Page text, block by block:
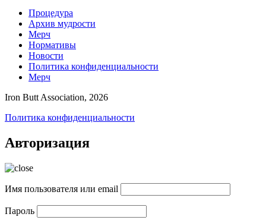
Процедура
Архив мудрости
Мерч
Нормативы
Новости
Политика конфиденциальности
Мерч
Iron Butt Association, 2026
Политика конфиденциальности
Авторизация
Имя пользователя или email
Пароль